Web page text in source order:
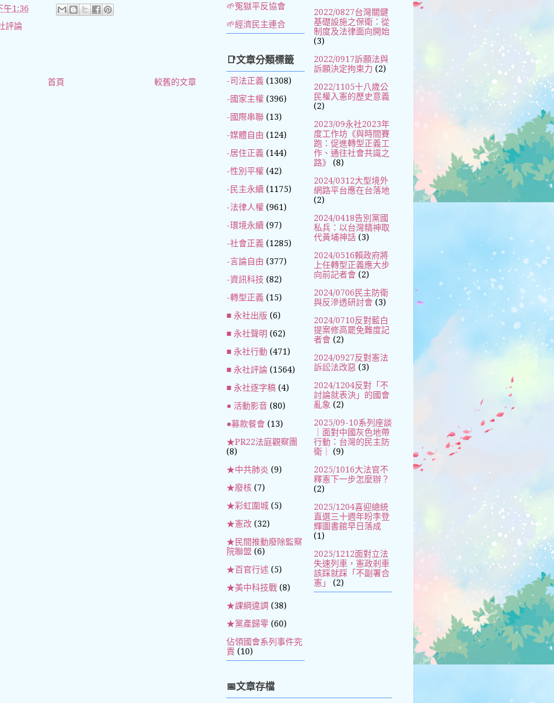
午1:36
評論
較舊的文章
首頁
🌱冤獄平反協會
🌱經濟民主連合
📑文章分類標籤
-司法正義 (1308)
-國家主權 (396)
-國際串聯 (13)
-媒體自由 (124)
-居住正義 (144)
-性別平權 (42)
-民主永續 (1175)
-法律人權 (961)
-環境永續 (97)
-社會正義 (1285)
-言論自由 (377)
-資訊科技 (82)
-轉型正義 (15)
■ 永社出版 (6)
■ 永社聲明 (62)
■ 永社行動 (471)
■ 永社評論 (1564)
■ 永社逐字稿 (4)
● 活動影音 (80)
●募款餐會 (13)
★PR22法庭觀察團
(8)
★中共肺炎 (9)
★廢核 (7)
★彩虹圍城 (5)
★憲改 (32)
★民間推動廢除監察
院聯盟 (6)
★百官行述 (5)
★美中科技戰 (8)
★課綱違調 (38)
★黨產歸零 (60)
佔領國會系列事件究
責 (10)
2022/0827台灣關鍵
基礎設施之保衛：從
制度及法律面向開始
(3)
2022/0917訴願法與
訴願決定拘束力 (2)
2022/1105十八歲公
民權入憲的歷史意義
(2)
2023/09永社2023年
度工作坊《與時間賽
跑：促進轉型正義工
作、通往社會共識之
路》
(8)
2024/0312大型境外
網路平台應在台落地
(2)
2024/0418告別黨國
私兵：以台灣精神取
代黃埔神話 (3)
2024/0516賴政府將
上任轉型正義應大步
向前記者會 (2)
2024/0706民主防衛
與反滲透研討會 (3)
2024/0710反對藍白
提案修高罷免難度記
者會 (2)
2024/0927反對憲法
訴訟法改惡 (3)
2024/1204反對「不
討論就表決」的國會
亂象 (2)
2025/09-10系列座談
｜面對中國灰色地帶
行動：台灣的民主防
衛｜
(9)
2025/1016大法官不
釋憲下一步怎麼辦？
(2)
2025/1204喜迎總統
直選三十週年盼李登
輝圖書館早日落成
(1)
2025/1212面對立法
失速列車，憲政剎車
該踩就踩「不副署合
憲」
(2)
📅文章存檔